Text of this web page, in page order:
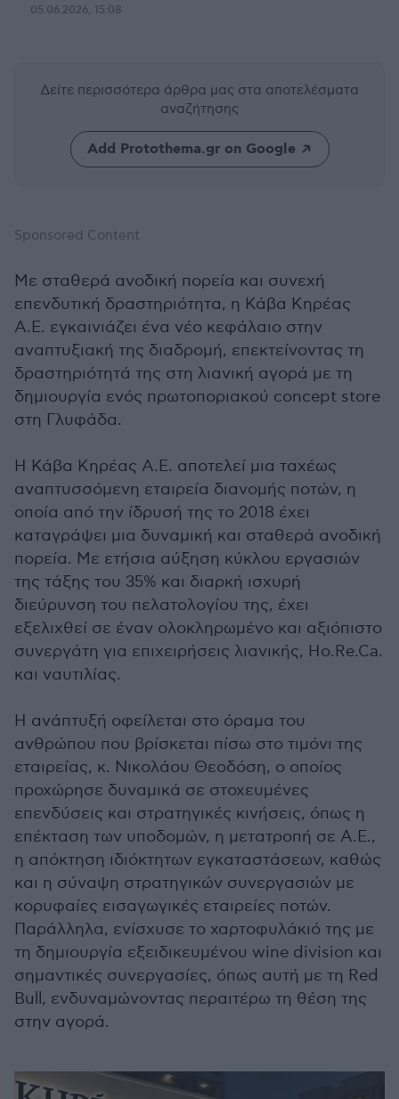
05.06.2026, 15:08
Δείτε περισσότερα άρθρα μας στα αποτελέσματα
αναζήτησης
Add Protothema.gr on Google
Sponsored Content
Με σταθερά ανοδική πορεία και συνεχή
επενδυτική δραστηριότητα, η Κάβα Κηρέας
Α.Ε. εγκαινιάζει ένα νέο κεφάλαιο στην
αναπτυξιακή της διαδρομή, επεκτείνοντας τη
δραστηριότητά της στη λιανική αγορά με τη
δημιουργία ενός πρωτοποριακού concept store
στη Γλυφάδα.
Η Κάβα Κηρέας Α.Ε. αποτελεί μια ταχέως
αναπτυσσόμενη εταιρεία διανομής ποτών, η
οποία από την ίδρυσή της το 2018 έχει
καταγράψει μια δυναμική και σταθερά ανοδική
πορεία. Με ετήσια αύξηση κύκλου εργασιών
της τάξης του 35% και διαρκή ισχυρή
διεύρυνση του πελατολογίου της, έχει
εξελιχθεί σε έναν ολοκληρωμένο και αξιόπιστο
συνεργάτη για επιχειρήσεις λιανικής, Ho.Re.Ca.
και ναυτιλίας.
Η ανάπτυξή οφείλεται στο όραμα του
ανθρώπου που βρίσκεται πίσω στο τιμόνι της
εταιρείας, κ. Νικολάου Θεοδόση, ο οποίος
προχώρησε δυναμικά σε στοχευμένες
επενδύσεις και στρατηγικές κινήσεις, όπως η
επέκταση των υποδομών, η μετατροπή σε Α.Ε.,
η απόκτηση ιδιόκτητων εγκαταστάσεων, καθώς
και η σύναψη στρατηγικών συνεργασιών με
κορυφαίες εισαγωγικές εταιρείες ποτών.
Παράλληλα, ενίσχυσε το χαρτοφυλάκιό της με
τη δημιουργία εξειδικευμένου wine division και
σημαντικές συνεργασίες, όπως αυτή με τη Red
Bull, ενδυναμώνοντας περαιτέρω τη θέση της
στην αγορά.